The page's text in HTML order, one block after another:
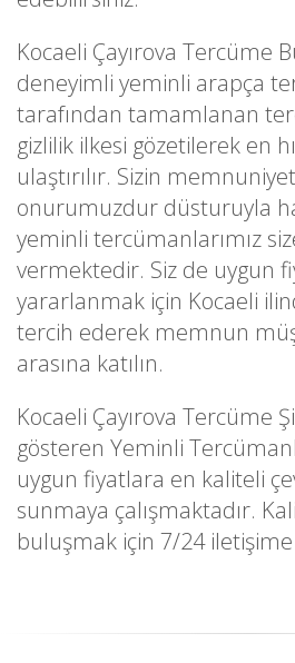
Kocaeli Çayırova Tercüme
deneyimli yeminli arapça
tarafından tamamlanan
gizlilik ilkesi gözetilerek en
ulaştırılır. Sizin
onurumuzdur düsturuyla
yeminli tercümanlarımız
vermektedir. Siz de uygun
yararlanmak için Kocaeli
tercih ederek memnun
arasına katılın.
Kocaeli Çayırova Tercüme
gösteren Yeminli
uygun fiyatlara en kaliteli
sunmaya çalışmaktadır.
buluşmak için 7/24